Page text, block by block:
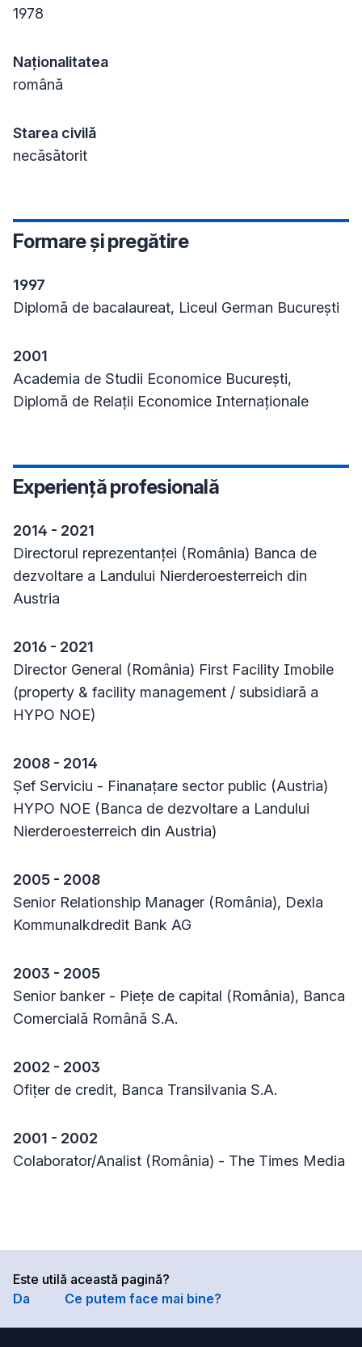
1978
Naționalitatea
română
Starea civilă
necăsătorit
Formare și pregătire
1997
Diplomă de bacalaureat, Liceul German București
2001
Academia de Studii Economice București,
Diplomă de Relații Economice Internaționale
Experiență profesională
2014 - 2021
Directorul reprezentanței (România) Banca de
dezvoltare a Landului Nierderoesterreich din
Austria
2016 - 2021
Director General (România) First Facility Imobile
(property & facility management / subsidiară a
HYPO NOE)
2008 - 2014
Șef Serviciu - Finanațare sector public (Austria)
HYPO NOE (Banca de dezvoltare a Landului
Nierderoesterreich din Austria)
2005 - 2008
Senior Relationship Manager (România), Dexla
Kommunalkdredit Bank AG
2003 - 2005
Senior banker - Piețe de capital (România), Banca
Comercială Română S.A.
2002 - 2003
Ofițer de credit, Banca Transilvania S.A.
2001 - 2002
Colaborator/Analist (România) - The Times Media
Este utilă această pagină?
Da
Ce putem face mai bine?